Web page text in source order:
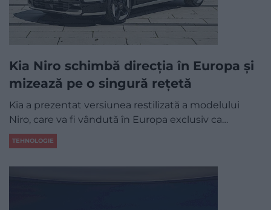
Kia Niro schimbă direcția în Europa și
mizează pe o singură rețetă
Kia a prezentat versiunea restilizată a modelului
Niro, care va fi vândută în Europa exclusiv ca…
TEHNOLOGIE